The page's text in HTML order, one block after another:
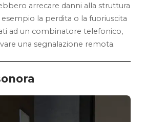
arrecare danni alla struttura
la perdita o la fuoriuscita
ad un combinatore telefonico,
una segnalazione remota.